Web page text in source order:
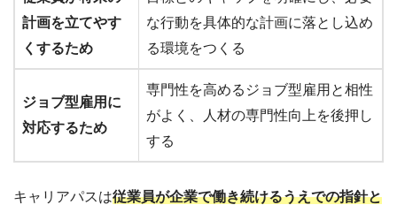
計画を立てやす
くするため
な行動を具体的な計画に落とし込め
る環境をつくる
ジョブ型雇用に
対応するため
専門性を高めるジョブ型雇用と相性
がよく、人材の専門性向上を後押し
する
キャリアパスは従業員が企業で働き続けるうえでの指針と